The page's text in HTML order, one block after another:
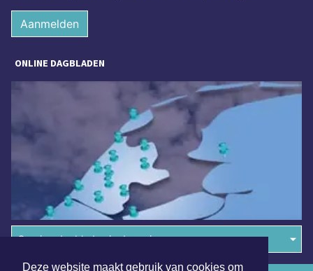
Deze website maakt gebruik van cookies om
Aanmelden
ONLINE DAGBLADEN
Overige dagbladen in de regio